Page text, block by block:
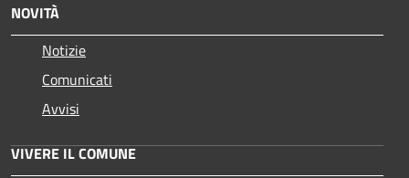
NOVITÀ
Notizie
Comunicati
Avvisi
VIVERE IL COMUNE